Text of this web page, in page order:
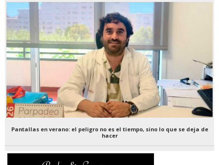
Pantallas en verano: el peligro no es el tiempo, sino lo que se deja de
hacer